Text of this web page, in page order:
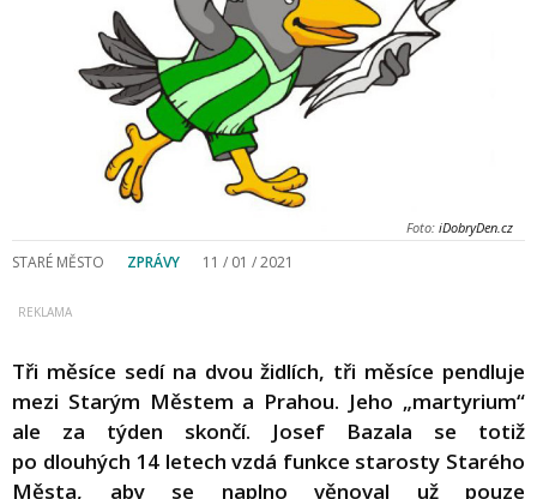
Foto: iDobryDen.cz
STARÉ MĚSTO ZPRÁVY 11 / 01 / 2021
Tři měsíce sedí na dvou židlích, tři měsíce pendluje
mezi Starým Městem a Prahou. Jeho „martyrium“
ale za týden skončí. Josef Bazala se totiž
po dlouhých 14 letech vzdá funkce starosty Starého
Města, aby se naplno věnoval už pouze